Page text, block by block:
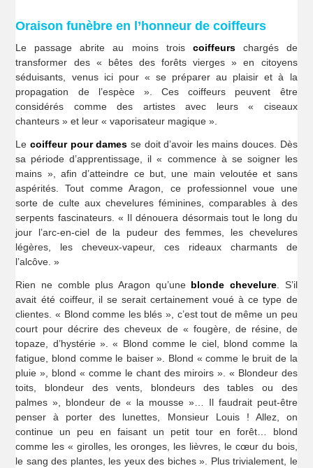
Oraison funèbre en l’honneur de coiffeurs
Le passage abrite au moins trois coiffeurschargés de
transformer des « bêtes des forêts vierges » en citoyens
séduisants, venus ici pour « se préparer au plaisir et à la
propagation de l’espèce ». Ces coiffeurs peuvent être
considérés comme des artistes avec leurs « ciseaux
chanteurs » et leur « vaporisateur magique ».
Lecoiffeur pour dames se doit d’avoir les mains douces. Dès
sa période d’apprentissage, il « commence à se soigner les
mains », afin d’atteindre ce but, une main veloutée et sans
aspérités. Tout comme Aragon, ce professionnel voue une
sorte de culte aux chevelures féminines, comparables à des
serpents fascinateurs. « Il dénouera désormais tout le long du
jour l’arc-en-ciel de la pudeur des femmes, les chevelures
légères, les cheveux-vapeur, ces rideaux charmants de
l’alcôve. »
Rien ne comble plus Aragon qu’une blonde chevelure. S’il
avait été coiffeur, il se serait certainement voué à ce type de
clientes. « Blond comme les blés », c’est tout de même un peu
court pour décrire des cheveux de « fougère, de résine, de
topaze, d’hystérie ». « Blond comme le ciel, blond comme la
fatigue, blond comme le baiser ». Blond « comme le bruit de la
pluie », blond « comme le chant des miroirs ». « Blondeur des
toits, blondeur des vents, blondeurs des tables ou des
palmes », blondeur de « la mousse »… Il faudrait peut-être
penser à porter des lunettes, Monsieur Louis ! Allez, on
continue un peu en faisant un petit tour en forêt… blond
comme les « girolles, les oronges, les lièvres, le cœur du bois,
le sang des plantes, les yeux des biches ». Plus trivialement, le